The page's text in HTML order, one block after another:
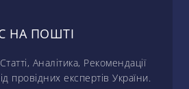
НА ПОШТІ
Аналітика, Рекомендації
провідних експертів України.